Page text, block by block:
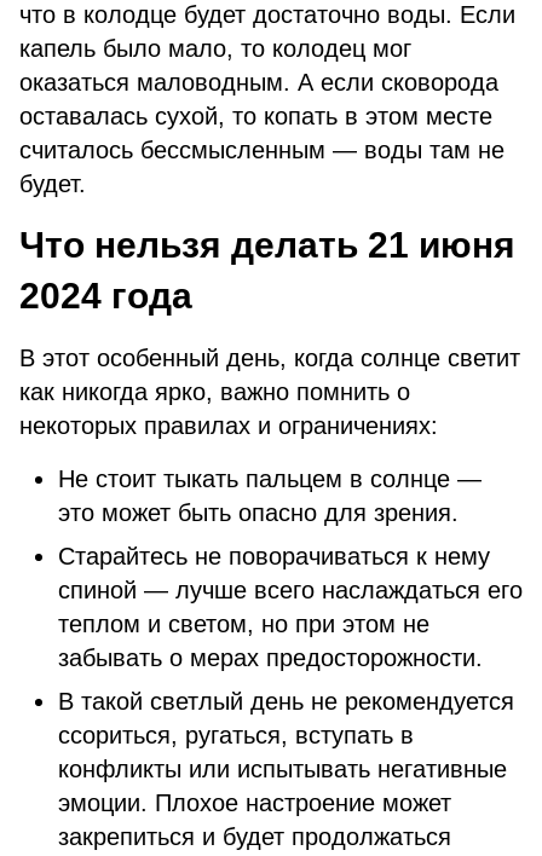
что в колодце будет достаточно воды. Если
капель было мало, то колодец мог
оказаться маловодным. А если сковорода
оставалась сухой, то копать в этом месте
считалось бессмысленным — воды там не
будет.
Что нельзя делать 21 июня
2024 года
В этот особенный день, когда солнце светит
как никогда ярко, важно помнить о
некоторых правилах и ограничениях:
Не стоит тыкать пальцем в солнце —
это может быть опасно для зрения.
Старайтесь не поворачиваться к нему
спиной — лучше всего наслаждаться его
теплом и светом, но при этом не
забывать о мерах предосторожности.
В такой светлый день не рекомендуется
ссориться, ругаться, вступать в
конфликты или испытывать негативные
эмоции. Плохое настроение может
закрепиться и будет продолжаться